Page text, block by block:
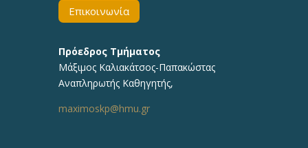
Επικοινωνία
Πρόεδρος Τμήματος
Μάξιμος Καλιακάτσος-Παπακώστας
Αναπληρωτής Καθηγητής,
maximoskp@hmu.gr